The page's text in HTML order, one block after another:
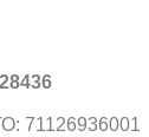
71126936001